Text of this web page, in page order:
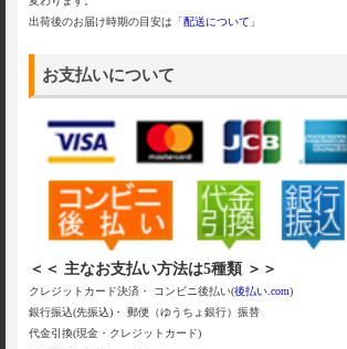
出荷後のお届け時期の目安は「 配送について 」
お支払いについて
＜＜ 主なお支払い方法は5種類 ＞＞
クレジットカード決済・ コンビニ後払い(後払い.com)
銀行振込(先振込)・ 郵便（ゆうちょ銀行）振替
代金引換(現金・クレジットカード)